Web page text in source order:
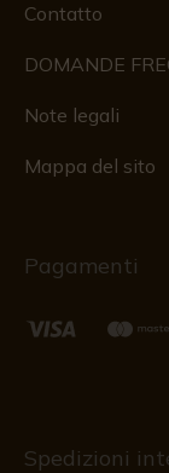
Contatto
DOMANDE
Note legali
Mappa del sito
Pagamenti
Spedizioni